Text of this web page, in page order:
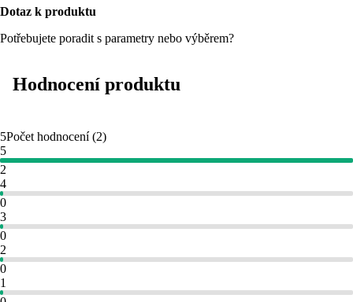
Dotaz k produktu
Potřebujete poradit s parametry nebo výběrem?
Hodnocení produktu
5Počet hodnocení(2)
5
2
4
0
3
0
2
0
1